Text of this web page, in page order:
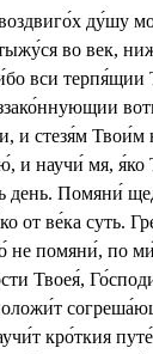
ду́шу
во век,
вси терпя́щии
и стезя́м Твои́м
и научи́ мя,
день. Помяни́
от ве́ка суть.
не помяни́, по
Твоея́,
кро́ткия